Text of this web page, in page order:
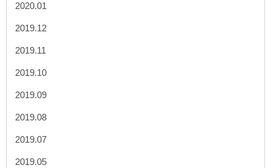
2020.01
2019.12
2019.11
2019.10
2019.09
2019.08
2019.07
2019.05